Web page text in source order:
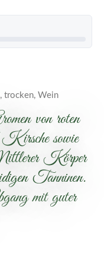
, trocken, Wein
von roten
sowie
Körper
Tanninen.
mit guter